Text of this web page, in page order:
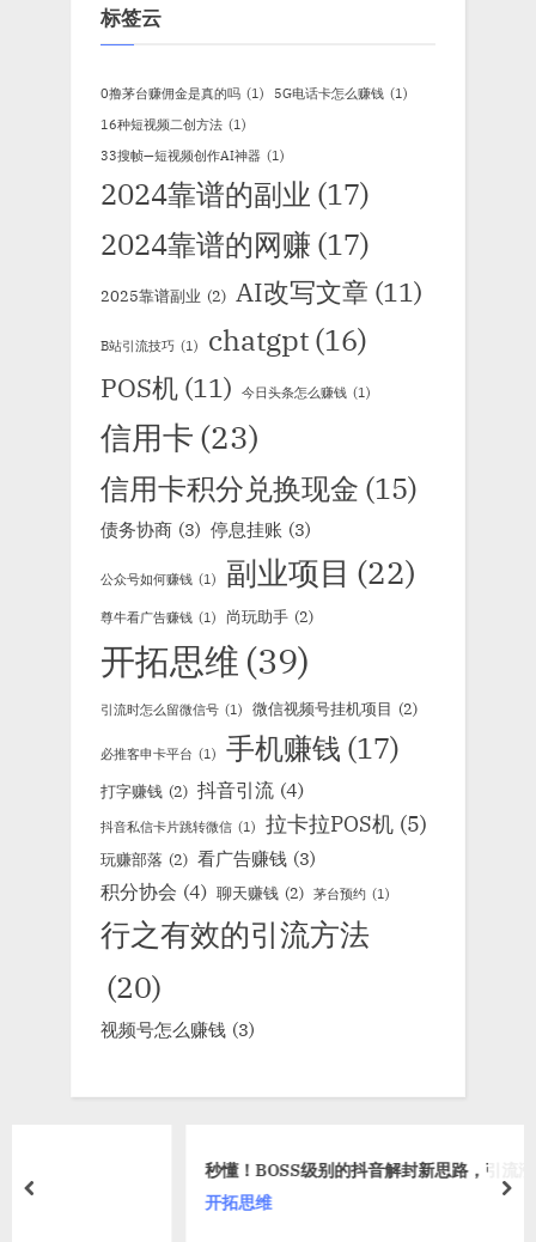
标签云
0撸茅台赚佣金是真的吗 (1) 5G电话卡怎么赚钱 (1)
16种短视频二创方法 (1)
33搜帧—短视频创作AI神器 (1)
2024靠谱的副业 (17)
2024靠谱的网赚 (17)
2025靠谱副业 (2) AI改写文章 (11)
B站引流技巧 (1) chatgpt(16)
POS机 (11) 今日头条怎么赚钱 (1)
信用卡 (23)
信用卡积分兑换现金 (15)
债务协商 (3) 停息挂账 (3)
公众号如何赚钱 (1) 副业项目 (22)
尊牛看广告赚钱 (1) 尚玩助手 (2)
开拓思维 (39)
引流时怎么留微信号 (1) 微信视频号挂机项目 (2)
必推客申卡平台 (1) 手机赚钱 (17)
打字赚钱 (2) 抖音引流 (4)
抖音私信卡片跳转微信 (1) 拉卡拉POS机 (5)
玩赚部落 (2) 看广告赚钱 (3)
积分协会 (4) 聊天赚钱 (2) 茅台预约 (1)
行之有效的引流方法
(20)
视频号怎么赚钱 (3)
秒懂！BOSS级别的抖音解封新思路，引流涨粉不断！
prev